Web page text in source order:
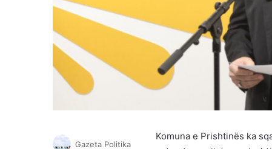
Komuna e Prishtinës ka
Gazeta Politika